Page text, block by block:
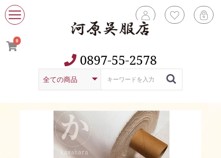
0897-55-2578
0